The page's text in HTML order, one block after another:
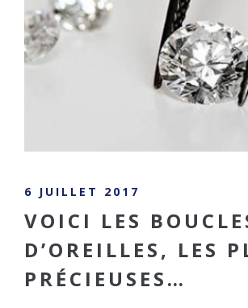
6 JUILLET 2017
VOICI LES
D’OREILLES, LES
PRÉCIEUSES…